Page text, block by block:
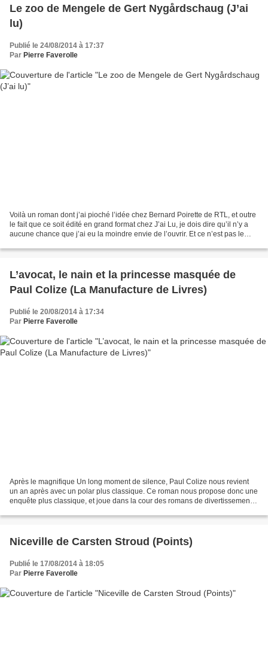
Le zoo de Mengele de Gert Nygårdschaug (J’ai
lu)
Publié le 24/08/2014 à 17:37
Par Pierre Faverolle
Voilà un roman dont j’ai pioché l’idée chez Bernard Poirette de RTL, et outre
le fait que ce soit édité en grand format chez J’ai Lu, je dois dire qu’il n’y a
aucune chance que j’ai eu la moindre envie de l’ouvrir. Et ce n’est pas le
L’avocat, le nain et la princesse masquée de
Paul Colize (La Manufacture de Livres)
Publié le 20/08/2014 à 17:34
Par Pierre Faverolle
Après le magnifique Un long moment de silence, Paul Colize nous revient
un an après avec un polar plus classique. Ce roman nous propose donc une
enquête plus classique, et joue dans la cour des romans de divertissement.
Niceville de Carsten Stroud (Points)
Publié le 17/08/2014 à 18:05
Par Pierre Faverolle